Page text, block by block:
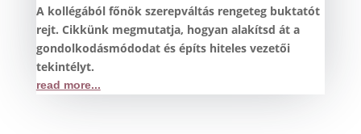
A kollégából főnök szerepváltás rengeteg buktatót
rejt. Cikkünk megmutatja, hogyan alakítsd át a
gondolkodásmódodat és építs hiteles vezetői
tekintélyt.
read more...